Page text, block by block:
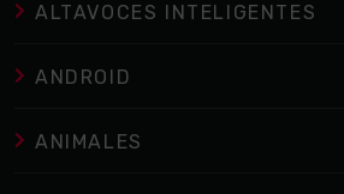
ALTAVOCES INTELIGENTES
ANDROID
ANIMALES